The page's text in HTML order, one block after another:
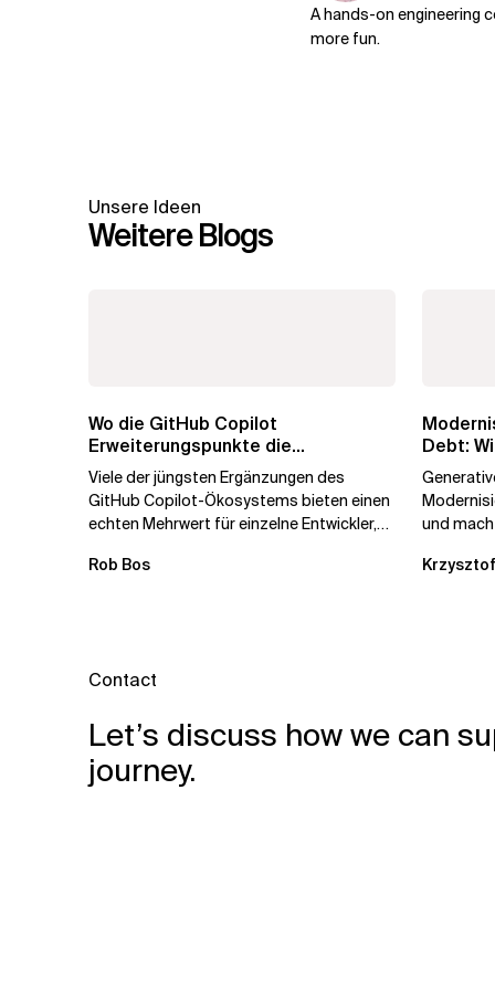
A hands-on engineering
more fun.
Unsere Ideen
Weitere Blogs
Wo die GitHub Copilot
Erweiterungspunkte die
Governance brechen
Viele der jüngsten Ergänzungen des
GitHub Copilot-Ökosystems bieten einen
echten Mehrwert für einzelne Entwickler,
Rob Bos
Debt:
und
Contact
Let’s discuss how we can
journey.